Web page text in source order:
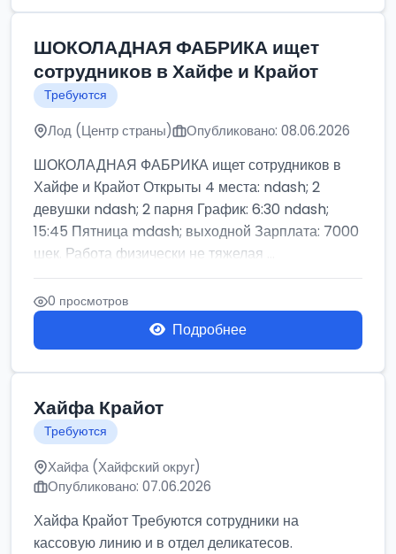
ШОКОЛАДНАЯ ФАБРИКА ищет
сотрудников в Хайфе и Крайот
Требуются
Лод (Центр страны) Опубликовано: 08.06.2026
ШОКОЛАДНАЯ ФАБРИКА ищет сотрудников в
Хайфе и Крайот Открыты 4 места: ndash; 2
девушки ndash; 2 парня График: 6:30 ndash;
15:45 Пятница mdash; выходной Зарплата: 7000
шек. Работа физически не тяжелая ...
0 просмотров
Подробнее
Хайфа Крайот
Требуются
Хайфа (Хайфский округ)
Опубликовано: 07.06.2026
Хайфа Крайот Требуются сотрудники на
кассовую линию и в отдел деликатесов.